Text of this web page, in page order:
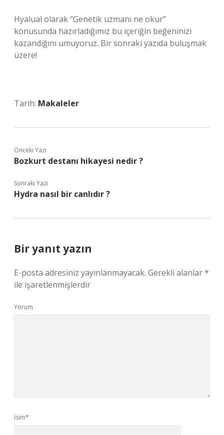
Hyalual olarak “Genetik uzmanı ne okur”
konusunda hazırladığımız bu içeriğin beğeninizi
kazandığını umuyoruz. Bir sonraki yazıda buluşmak
üzere!
Tarih: Makaleler
Önceki Yazı
Bozkurt destanı hikayesi nedir ?
Sonraki Yazı
Hydra nasıl bir canlıdır ?
Bir yanıt yazın
E-posta adresiniz yayınlanmayacak. Gerekli alanlar*
ile işaretlenmişlerdir
Yorum
İsim*